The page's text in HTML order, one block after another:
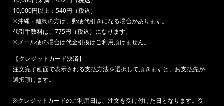
10,000円以上：540円（税込）
※沖縄・離島の方は、郵便代引きになる場合があります。
代引手数料は、775円（税込）になります。
※メール便の場合は代金引換はご利用頂けません。
【クレジットカード決済】
注文完了画面で表示される支払方法を選択して頂きますと、お支払先が
選択頂けます。
※クレジットカードのご利用日は、注文を受け付けた日となります。受